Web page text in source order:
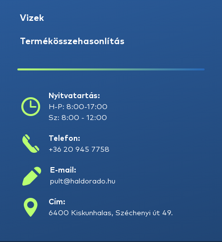
Vizek
Termékösszehasonlítás
Nyitvatartás:
H-P: 8:00-17:00
Sz: 8:00 - 12:00
Telefon:
+36 20 945 7758
E-mail:
pult@haldorado.hu
Cím:
6400 Kiskunhalas, Széchenyi út 49.